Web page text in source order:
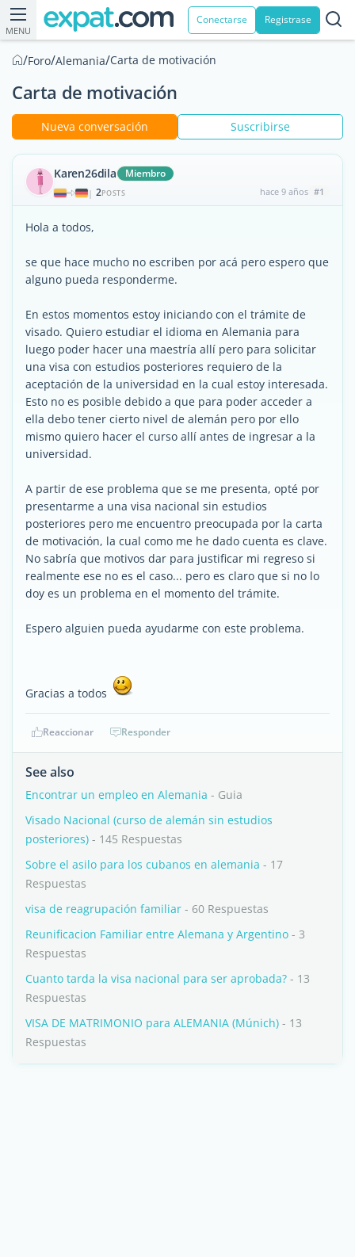
MENU
Conectarse Registrase
/Foro/Alemania/Carta de motivación
Carta de motivación
Nueva conversación Suscribirse
Karen26dila Miembro
| 2POSTS hace 9 años #1
Hola a todos,
se que hace mucho no escriben por acá pero espero que
alguno pueda responderme.
En estos momentos estoy iniciando con el trámite de
visado. Quiero estudiar el idioma en Alemania para
luego poder hacer una maestría allí pero para solicitar
una visa con estudios posteriores requiero de la
aceptación de la universidad en la cual estoy interesada.
Esto no es posible debido a que para poder acceder a
ella debo tener cierto nivel de alemán pero por ello
mismo quiero hacer el curso allí antes de ingresar a la
universidad.
A partir de ese problema que se me presenta, opté por
presentarme a una visa nacional sin estudios
posteriores pero me encuentro preocupada por la carta
de motivación, la cual como me he dado cuenta es clave.
No sabría que motivos dar para justificar mi regreso si
realmente ese no es el caso... pero es claro que si no lo
doy es un problema en el momento del trámite.
Espero alguien pueda ayudarme con este problema.
Gracias a todos
Reaccionar Responder
See also
Encontrar un empleo en Alemania - Guia
Visado Nacional (curso de alemán sin estudios
posteriores) - 145 Respuestas
Sobre el asilo para los cubanos en alemania - 17
Respuestas
visa de reagrupación familiar - 60 Respuestas
Reunificacion Familiar entre Alemana y Argentino - 3
Respuestas
Cuanto tarda la visa nacional para ser aprobada? - 13
Respuestas
VISA DE MATRIMONIO para ALEMANIA (Múnich) - 13
Respuestas